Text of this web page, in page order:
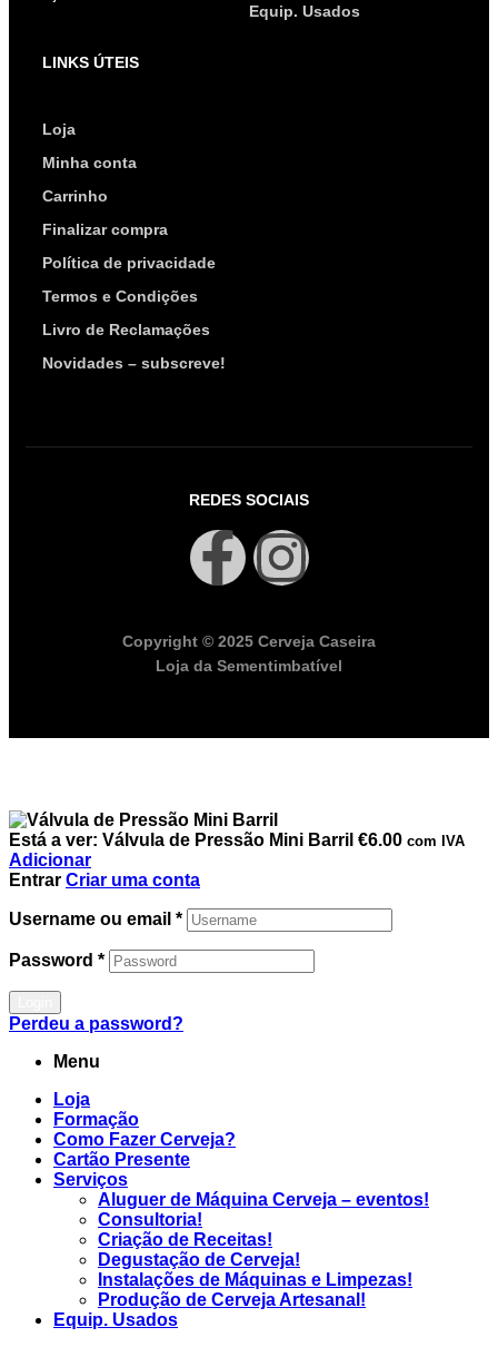
Equip. Usados
LINKS ÚTEIS
Loja
Minha conta
Carrinho
Finalizar compra
Política de privacidade
Termos e Condições
Livro de Reclamações
Novidades – subscreve!
REDES SOCIAIS
Copyright © 2025 Cerveja Caseira
Loja da Sementimbatível
Está a ver: Válvula de Pressão Mini Barril €6.00 com IVA
Adicionar
Entrar Criar uma conta
Username ou email *
Password *
Perdeu a password?
Menu
Loja
Formação
Como Fazer Cerveja?
Cartão Presente
Serviços
Aluguer de Máquina Cerveja – eventos!
Consultoria!
Criação de Receitas!
Degustação de Cerveja!
Instalações de Máquinas e Limpezas!
Produção de Cerveja Artesanal!
Equip. Usados